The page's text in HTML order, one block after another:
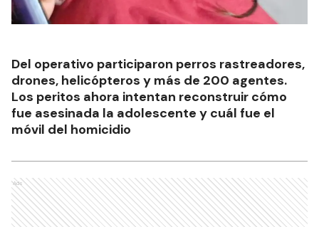
Del operativo participaron perros rastreadores,
drones, helicópteros y más de 200 agentes.
Los peritos ahora intentan reconstruir cómo
fue asesinada la adolescente y cuál fue el
móvil del homicidio
Ads